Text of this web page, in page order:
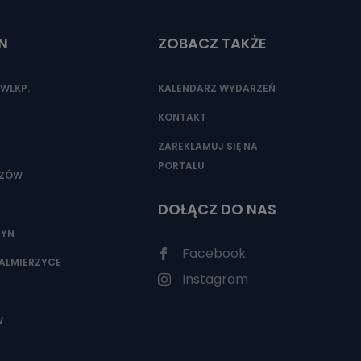
ze
ZOBACZ TAKŻE
KALENDARZ WYDARZEŃ
KONTAKT
ZAREKLAMUJ SIĘ NA
PORTALU
DOŁĄCZ DO NAS
Facebook
Instagram